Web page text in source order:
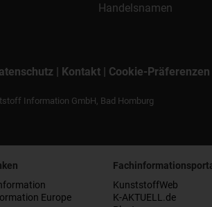
Handelsnamen
| Kontakt | Cookie-Präferenzen
Information GmbH, Bad Homburg
Europe
KunststoffWeb
K-AKTUELL.de